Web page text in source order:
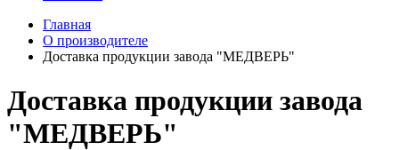
Главная
О производителе
Доставка продукции завода "МЕДВЕРЬ"
Доставка продукции завода
"МЕДВЕРЬ"